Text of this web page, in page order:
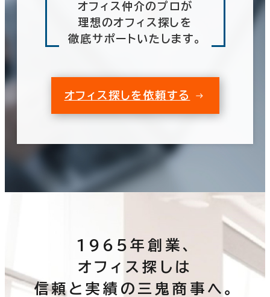
オフィス仲介のプロが
理想のオフィス探しを
徹底サポートいたします。
オフィス探しを依頼する
1965年創業、
オフィス探しは
信頼と実績の三鬼商事へ。